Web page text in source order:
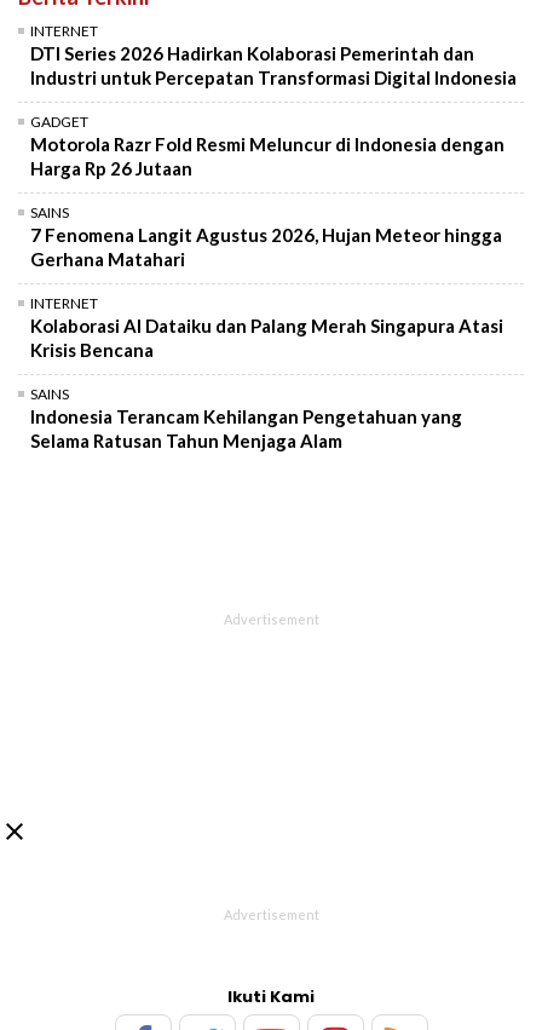
INTERNET
DTI Series 2026 Hadirkan Kolaborasi Pemerintah dan
Industri untuk Percepatan Transformasi Digital Indonesia
GADGET
Motorola Razr Fold Resmi Meluncur di Indonesia dengan
Harga Rp 26 Jutaan
SAINS
7 Fenomena Langit Agustus 2026, Hujan Meteor hingga
Gerhana Matahari
INTERNET
Kolaborasi AI Dataiku dan Palang Merah Singapura Atasi
Krisis Bencana
SAINS
Indonesia Terancam Kehilangan Pengetahuan yang
Selama Ratusan Tahun Menjaga Alam

Ikuti Kami